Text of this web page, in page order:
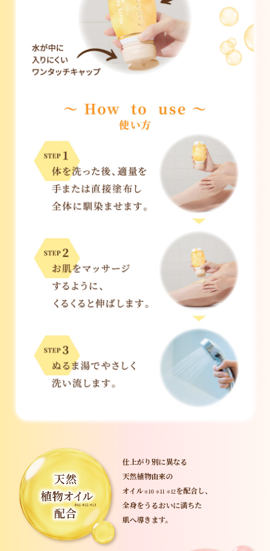
仕上がり別に異なる
天然植物由来の
オイル＊10 ＊11 ＊12を配合し、
全身をうるおいに満ちた
肌へ導きます。